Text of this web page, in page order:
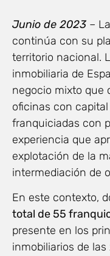
Junio de 2023 –
continúa con su
territorio nacional.
inmobiliaria de
negocio mixto que
oficinas con
franquiciadas con
experiencia que
explotación de la
intermediación de
En este contexto,
total de 55
presente en los
inmobiliarios de